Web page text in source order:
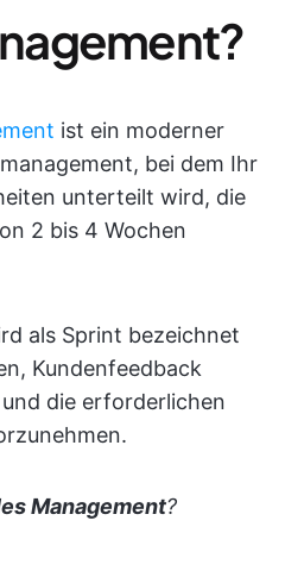
ist ein moderner
bei dem Ihr
unterteilt wird, die
2 bis 4 Wochen
als Sprint bezeichnet
Kundenfeedback
die erforderlichen
Management?